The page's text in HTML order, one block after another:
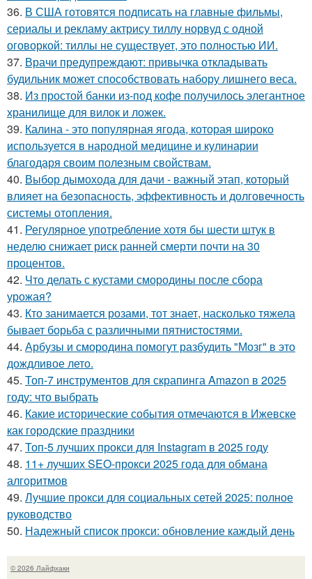
36. В США готовятся подписать на главные фильмы,
сериалы и рекламу актрису тиллу норвуд с одной
оговоркой: тиллы не существует, это полностью ИИ.
37. Врачи предупреждают: привычка откладывать
будильник может способствовать набору лишнего веса.
38. Из простой банки из-под кофе получилось элегантное
хранилище для вилок и ложек.
39. Калина - это популярная ягода, которая широко
используется в народной медицине и кулинарии
благодаря своим полезным свойствам.
40. Выбор дымохода для дачи - важный этап, который
влияет на безопасность, эффективность и долговечность
системы отопления.
41. Регулярное употребление хотя бы шести штук в
неделю снижает риск ранней смерти почти на 30
процентов.
42. Что делать с кустами смородины после сбора
урожая?
43. Кто занимается розами, тот знает, насколько тяжела
бывает борьба с различными пятнистостями.
44. Арбузы и смородина помогут разбудить "Мозг" в это
дождливое лето.
45. Топ-7 инструментов для скрапинга Amazon в 2025
году: что выбрать
46. Какие исторические события отмечаются в Ижевске
как городские праздники
47. Топ-5 лучших прокси для Instagram в 2025 году
48. 11+ лучших SEO-прокси 2025 года для обмана
алгоритмов
49. Лучшие прокси для социальных сетей 2025: полное
руководство
50. Надежный список прокси: обновление каждый день
© 2026 Лайфхаки